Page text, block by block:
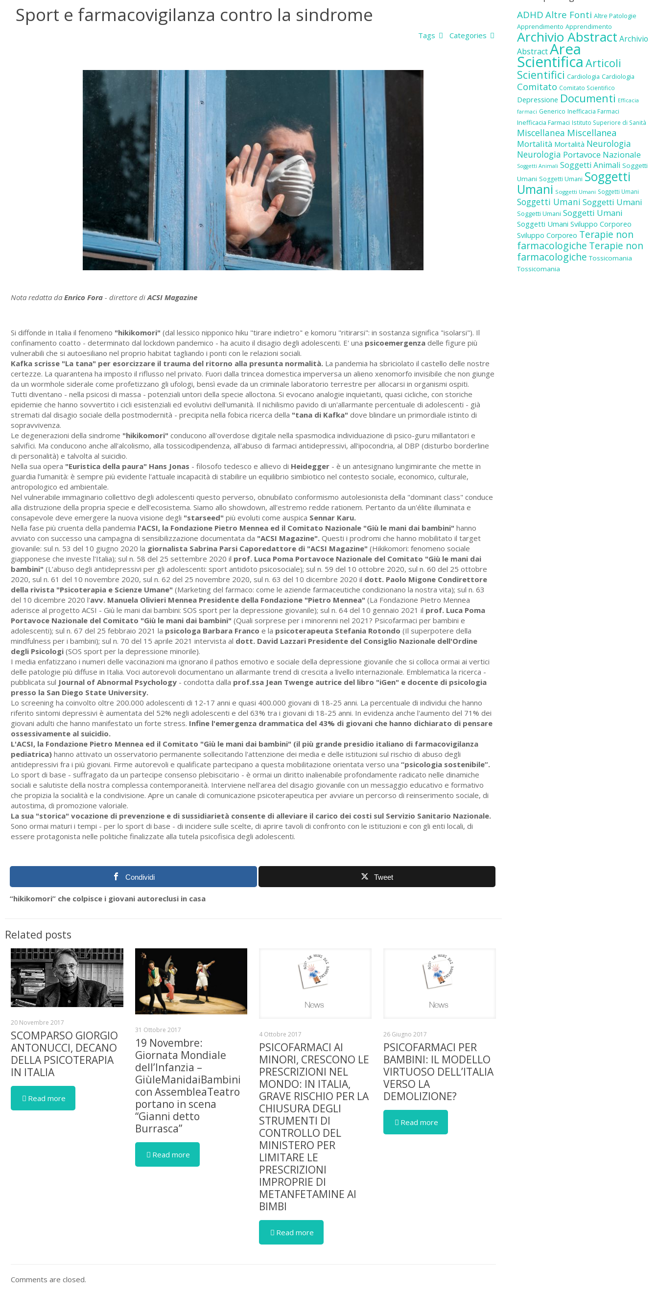
Sport e farmacovigilanza contro la sindrome
Categories
Tags
Nota redatta da Enrico Fora - direttore diACSI Magazine
Si diffonde in Italia il fenomeno "hikikomori" (dal lessico nipponico hiku "tirare indietro" e komoru "ritirarsi": in sostanza significa "isolarsi"). Il
confinamento coatto - determinato dal lockdown pandemico - ha acuito il disagio degli adolescenti. E' una psicoemergenza delle figure più
vulnerabili che si autoesiliano nel proprio habitat tagliando i ponti con le relazioni sociali.
Kafka scrisse "La tana" per esorcizzare il trauma del ritorno alla presunta normalità. La pandemia ha sbriciolato il castello delle nostre
certezze. La quarantena ha imposto il riflusso nel privato. Fuori dalla trincea domestica imperversa un alieno xenomorfo invisibile che non giunge
da un wormhole siderale come profetizzano gli ufologi, bensì evade da un criminale laboratorio terrestre per allocarsi in organismi ospiti.
Tutti diventano - nella psicosi di massa - potenziali untori della specie alloctona. Si evocano analogie inquietanti, quasi cicliche, con storiche
epidemie che hanno sovvertito i cicli esistenziali ed evolutivi dell'umanità. Il nichilismo pavido di un'allarmante percentuale di adolescenti - già
stremati dal disagio sociale della postmodernità - precipita nella fobica ricerca della "tana di Kafka" dove blindare un primordiale istinto di
sopravvivenza.
Le degenerazioni della sindrome "hikikomori" conducono all'overdose digitale nella spasmodica individuazione di psico-guru millantatori e
salvifici. Ma conducono anche all'alcolismo, alla tossicodipendenza, all'abuso di farmaci antidepressivi, all'ipocondria, al DBP (disturbo borderline
di personalità) e talvolta al suicidio.
Nella sua opera "Euristica della paura" Hans Jonas - filosofo tedesco e allievo di Heidegger - è un antesignano lungimirante che mette in
guardia l’umanità: è sempre più evidente l'attuale incapacità di stabilire un equilibrio simbiotico nel contesto sociale, economico, culturale,
antropologico ed ambientale.
Nel vulnerabile immaginario collettivo degli adolescenti questo perverso, obnubilato conformismo autolesionista della "dominant class" conduce
alla distruzione della propria specie e dell'ecosistema. Siamo allo showdown, all'estremo redde rationem. Pertanto da un'élite illuminata e
consapevole deve emergere la nuova visione degli "starseed" più evoluti come auspica Sennar Karu.
Nella fase più cruenta della pandemia l'ACSI, la Fondazione Pietro Mennea ed il Comitato Nazionale "Giù le mani dai bambini" hanno
avviato con successo una campagna di sensibilizzazione documentata da "ACSI Magazine". Questi i prodromi che hanno mobilitato il target
giovanile: sul n. 53 del 10 giugno 2020 la giornalista Sabrina Parsi Caporedattore di "ACSI Magazine" (Hikikomori: fenomeno sociale
giapponese che investe l'Italia); sul n. 58 del 25 settembre 2020 il prof. Luca Poma Portavoce Nazionale del Comitato "Giù le mani dai
bambini" (L'abuso degli antidepressivi per gli adolescenti: sport antidoto psicosociale); sul n. 59 del 10 ottobre 2020, sul n. 60 del 25 ottobre
2020, sul n. 61 del 10 novembre 2020, sul n. 62 del 25 novembre 2020, sul n. 63 del 10 dicembre 2020 il dott. Paolo Migone Condirettore
della rivista "Psicoterapia e Scienze Umane" (Marketing del farmaco: come le aziende farmaceutiche condizionano la nostra vita); sul n. 63
del 10 dicembre 2020 l'avv. Manuela Olivieri Mennea Presidente della Fondazione "Pietro Mennea" (La Fondazione Pietro Mennea
aderisce al progetto ACSI - Giù le mani dai bambini: SOS sport per la depressione giovanile); sul n. 64 del 10 gennaio 2021 il prof. Luca Poma
Portavoce Nazionale del Comitato "Giù le mani dai bambini" (Quali sorprese per i minorenni nel 2021? Psicofarmaci per bambini e
adolescenti); sul n. 67 del 25 febbraio 2021 la psicologa Barbara Franco e la psicoterapeuta Stefania Rotondo (Il superpotere della
mindfulness per i bambini); sul n. 70 del 15 aprile 2021 intervista al dott. David Lazzari Presidente del Consiglio Nazionale dell'Ordine
degli Psicologi (SOS sport per la depressione minorile).
I media enfatizzano i numeri delle vaccinazioni ma ignorano il pathos emotivo e sociale della depressione giovanile che si colloca ormai ai vertici
delle patologie più diffuse in Italia. Voci autorevoli documentano un allarmante trend di crescita a livello internazionale. Emblematica la ricerca -
pubblicata sul Journal of Abnormal Psychology - condotta dalla prof.ssa Jean Twenge autrice del libro "iGen" e docente di psicologia
presso la San Diego State University.
Lo screening ha coinvolto oltre 200.000 adolescenti di 12-17 anni e quasi 400.000 giovani di 18-25 anni. La percentuale di individui che hanno
riferito sintomi depressivi è aumentata del 52% negli adolescenti e del 63% tra i giovani di 18-25 anni. In evidenza anche l'aumento del 71% dei
giovani adulti che hanno manifestato un forte stress. Infine l'emergenza drammatica del 43% di giovani che hanno dichiarato di pensare
ossessivamente al suicidio.
L'ACSI, la Fondazione Pietro Mennea ed il Comitato "Giù le mani dai bambini" (il più grande presidio italiano di farmacovigilanza
pediatrica) hanno attivato un osservatorio permanente sollecitando l'attenzione dei media e delle istituzioni sul rischio di abuso degli
antidepressivi fra i più giovani. Firme autorevoli e qualificate partecipano a questa mobilitazione orientata verso una “psicologia sostenibile”.
Lo sport di base - suffragato da un partecipe consenso plebiscitario - è ormai un diritto inalienabile profondamente radicato nelle dinamiche
sociali e salutiste della nostra complessa contemporaneità. Interviene nell'area del disagio giovanile con un messaggio educativo e formativo
che propizia la socialità e la condivisione. Apre un canale di comunicazione psicoterapeutica per avviare un percorso di reinserimento sociale, di
autostima, di promozione valoriale.
La sua "storica" vocazione di prevenzione e di sussidiarietà consente di alleviare il carico dei costi sul Servizio Sanitario Nazionale.
Sono ormai maturi i tempi - per lo sport di base - di incidere sulle scelte, di aprire tavoli di confronto con le istituzioni e con gli enti locali, di
essere protagonista nelle politiche finalizzate alla tutela psicofisica degli adolescenti.
Condividi Tweet
“hikikomori” che colpisce i giovani autoreclusi in casa
Related posts
20 Novembre 2017
SCOMPARSO GIORGIO
ANTONUCCI, DECANO
DELLA PSICOTERAPIA
IN ITALIA
Read more
31 Ottobre 2017
19 Novembre:
Giornata Mondiale
dell’Infanzia –
GiùleManidaiBambini
con AssembleaTeatro
portano in scena
“Gianni detto
Burrasca”
Read more
4 Ottobre 2017
PSICOFARMACI AI
MINORI, CRESCONO LE
PRESCRIZIONI NEL
MONDO: IN ITALIA,
GRAVE RISCHIO PER LA
CHIUSURA DEGLI
STRUMENTI DI
CONTROLLO DEL
MINISTERO PER
LIMITARE LE
PRESCRIZIONI
IMPROPRIE DI
METANFETAMINE AI
BIMBI
Read more
26 Giugno 2017
PSICOFARMACI PER
BAMBINI: IL MODELLO
VIRTUOSO DELL’ITALIA
VERSO LA
DEMOLIZIONE?
Read more
Comments are closed.
ADHD Altre Fonti Altre Patologie
Apprendimento Apprendimento
Archivio Abstract Archivio
AbstractArea
Scientifica Articoli
Scientifici Cardiologia Cardiologia
Comitato Comitato Scientifico
Depressione Documenti Efficacia
farmaci Generico Inefficacia Farmaci
Inefficacia Farmaci Istituto Superiore di Sanità
Miscellanea Miscellanea
Mortalità Mortalità Neurologia
Neurologia Portavoce Nazionale
Soggetti Animali Soggetti Animali Soggetti
Umani Soggetti Umani Soggetti
Umani Soggetti Umani Soggetti Umani
Soggetti Umani Soggetti Umani
Soggetti Umani Soggetti Umani
Soggetti Umani Sviluppo Corporeo
Sviluppo Corporeo Terapie non
farmacologiche Terapie non
farmacologiche Tossicomania
Tossicomania